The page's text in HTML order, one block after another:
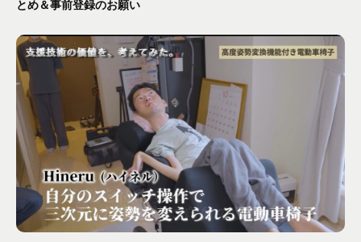
とめ＆事前登録のお願い